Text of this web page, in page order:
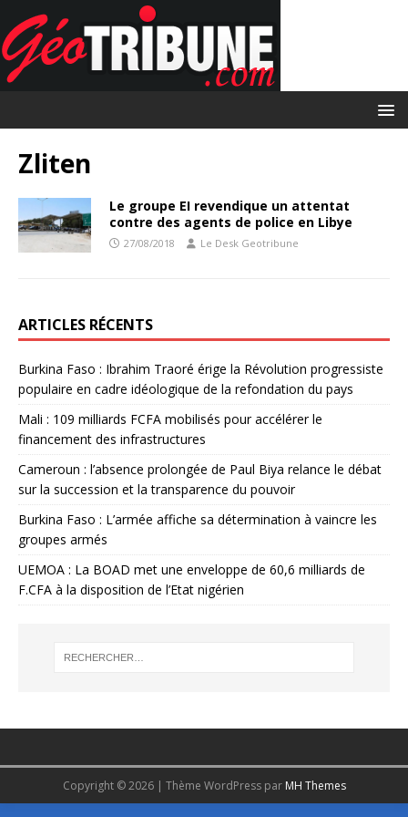
Zliten
Le groupe EI revendique un attentat
contre des agents de police en Libye
27/08/2018 Le Desk Geotribune
ARTICLES RÉCENTS
Burkina Faso : Ibrahim Traoré érige la Révolution progressiste
populaire en cadre idéologique de la refondation du pays
Mali : 109 milliards FCFA mobilisés pour accélérer le
financement des infrastructures
Cameroun : l’absence prolongée de Paul Biya relance le débat
sur la succession et la transparence du pouvoir
Burkina Faso : L’armée affiche sa détermination à vaincre les
groupes armés
UEMOA : La BOAD met une enveloppe de 60,6 milliards de
F.CFA à la disposition de l’Etat nigérien
Copyright © 2026 | Thème WordPress par MH Themes